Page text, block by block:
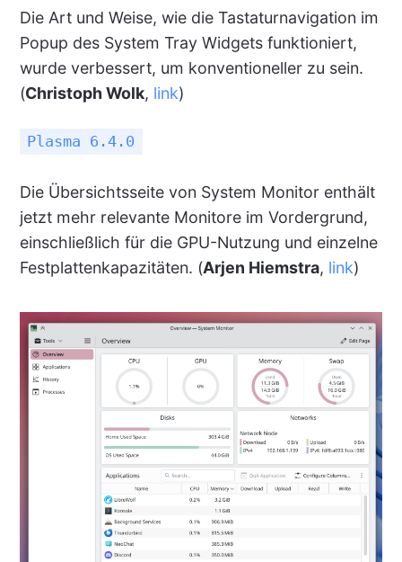
Die Art und Weise, wie die Tastaturnavigation im
Popup des System Tray Widgets funktioniert,
wurde verbessert, um konventioneller zu sein.
(Christoph Wolk, link)
Plasma 6.4.0
Die Übersichtsseite von System Monitor enthält
jetzt mehr relevante Monitore im Vordergrund,
einschließlich für die GPU-Nutzung und einzelne
Festplattenkapazitäten. (Arjen Hiemstra, link)